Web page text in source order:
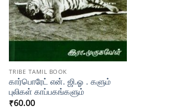
TRIBE TAMIL BOOK
கார்பொரேட் என். ஜி.ஓ . களும்
புலிகள் காப்பகங்களும்
₹60.00